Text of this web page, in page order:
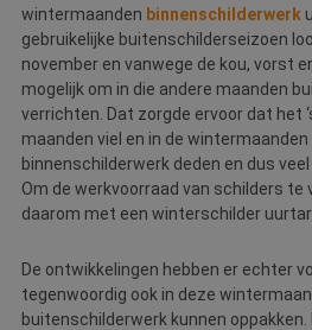
wintermaanden binnenschilderwerk
gebruikelijke buitenschilderseizoen
november en vanwege de kou, vorst
mogelijk om in die andere maanden
verrichten. Dat zorgde ervoor dat het
maanden viel en in de wintermaanden
binnenschilderwerk deden en dus
Om de werkvoorraad van schilders te
daarom met een winterschilder
De ontwikkelingen hebben er echter
tegenwoordig ook in deze
buitenschilderwerk kunnen